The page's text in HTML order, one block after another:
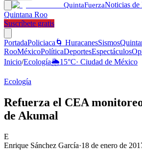
QuintaFuerzaNoticias de
Quintana Roo
Suscríbete gratis
PortadaPoliciaca 🌀 HuracanesSismos
RooMéxicoPolíticaDeportesEspectáculos
Inicio/Ecología🌦️15°C· Ciudad de México
Ecología
Refuerza el CEA
de Akumal
E
Enrique Sánchez García·18 de enero de